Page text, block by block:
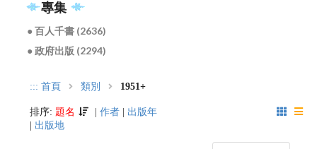
專集
● 百人千書 (2636)
● 政府出版 (2294)
::: 首頁 類別 1951+
排序: 題名 |作者
出版年
出版地